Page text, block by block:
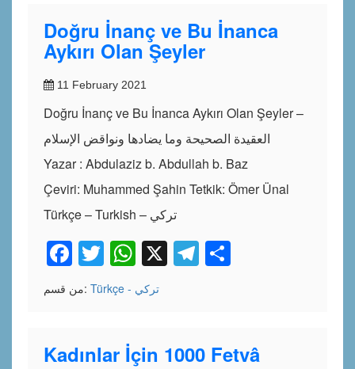
Doğru İnanç ve Bu İnanca
Aykırı Olan Şeyler
11 February 2021
Doğru İnanç ve Bu İnanca Aykırı Olan Şeyler –
العقيدة الصحيحة وما يضادها ونواقض الإسلام
Yazar : Abdulaziz b. Abdullah b. Baz
Çeviri: Muhammed Şahin Tetkik: Ömer Ünal
Türkçe – Turkish – تركي
Facebook
Twitter
WhatsApp
X Telegram
من قسم: Türkçe - تركي
Kadınlar İçin 1000 Fetvâ